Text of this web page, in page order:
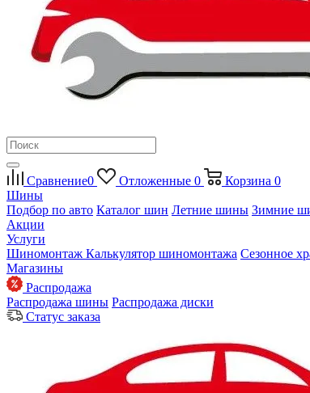
Сравнение0 Отложенные 0 Корзина 0
Шины
Подбор по авто Каталог шин Летние шины Зимние
Акции
Услуги
Шиномонтаж Калькулятор шиномонтажа Сезонное
Магазины
Распродажа
Распродажа шины Распродажа диски
Статус заказа